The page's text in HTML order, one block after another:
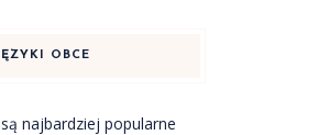
OBCE
najbardziej popularne